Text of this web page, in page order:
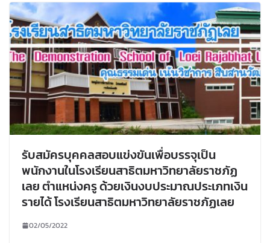
รับสมัครบุคคลสอบแข่งขันเพื่อบรรจุเป็น
พนักงานในโรงเรียนสาธิตมหาวิทยาลัยราชภัฏ
เลย ตำแหน่งครู ด้วยเงินงบประมาณประเภทเงิน
รายได้ โรงเรียนสาธิตมหาวิทยาลัยราชภัฏเลย
02/05/2022